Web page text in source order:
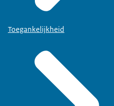
Toegankelijkheid